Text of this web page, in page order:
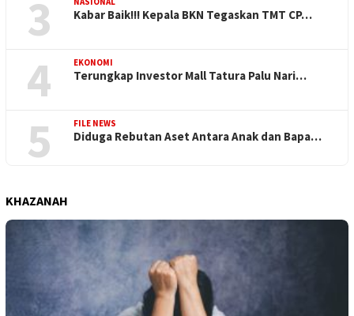
3 Kabar Baik!!! Kepala BKN Tegaskan TMT CP…
4 EKONOMI
Terungkap Investor Mall Tatura Palu Nari…
5 FILE NEWS
Diduga Rebutan Aset Antara Anak dan Bapa…
KHAZANAH